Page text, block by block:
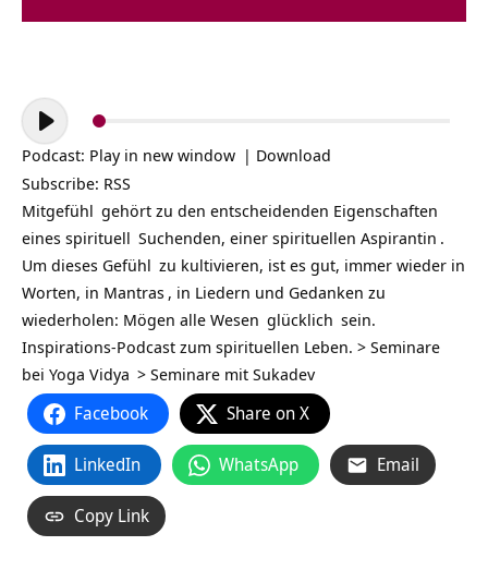
Audio-
Player
Podcast: Play in new window | Download
Subscribe: RSS
Mitgefühl gehört zu den entscheidenden Eigenschaften
eines spirituell Suchenden, einer spirituellen Aspirantin .
Um dieses Gefühl zu kultivieren, ist es gut, immer wieder in
Worten, in Mantras , in Liedern und Gedanken zu
wiederholen: Mögen alle Wesen glücklich sein.
Inspirations-Podcast zum spirituellen Leben. > Seminare
bei Yoga Vidya > Seminare mit Sukadev
Facebook Share on X
LinkedIn WhatsApp Email
Copy Link